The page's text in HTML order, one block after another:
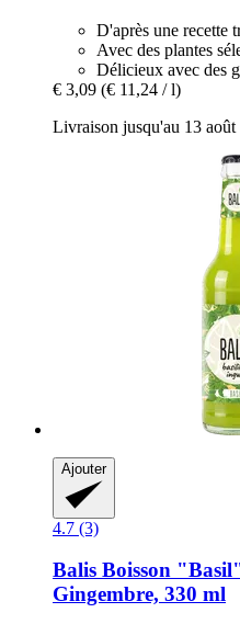
D'après une recette
Avec des plantes
Délicieux avec des
€ 3,09 (€ 11,24 / l)
Livraison jusqu'au 13 août
Ajouter
4.7 (3)
Balis Boisson
Gingembre, 330 ml